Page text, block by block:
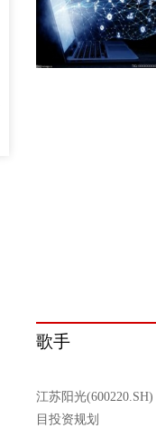
歌手
江苏阳光
目投资规划